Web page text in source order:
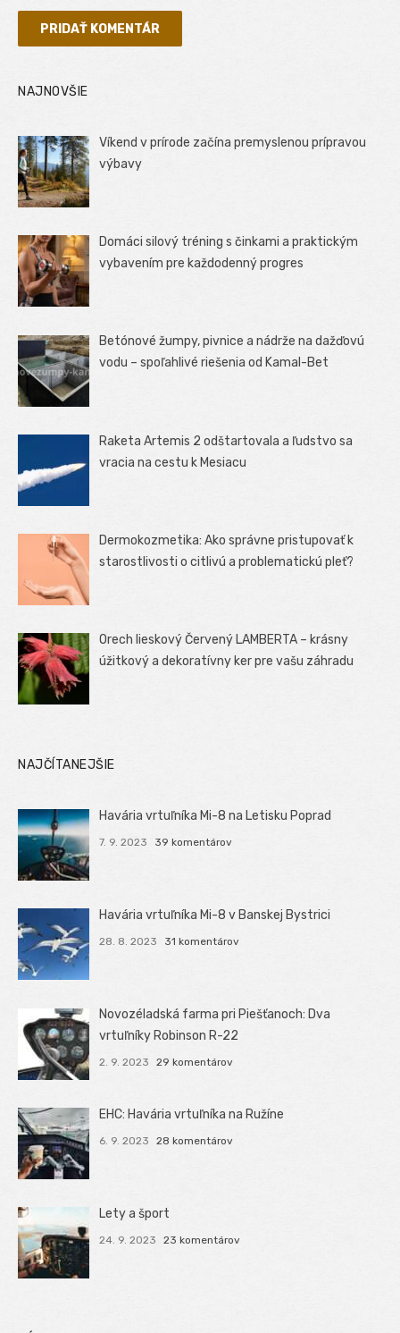
NAJNOVŠIE
Víkend v prírode začína premyslenou prípravou
výbavy
Domáci silový tréning s činkami a praktickým
vybavením pre každodenný progres
Betónové žumpy, pivnice a nádrže na dažďovú
vodu – spoľahlivé riešenia od Kamal-Bet
Raketa Artemis 2 odštartovala a ľudstvo sa
vracia na cestu k Mesiacu
Dermokozmetika: Ako správne pristupovať k
starostlivosti o citlivú a problematickú pleť?
Orech lieskový Červený LAMBERTA – krásny
úžitkový a dekoratívny ker pre vašu záhradu
NAJČÍTANEJŠIE
Havária vrtuľníka Mi-8 na Letisku Poprad
7. 9. 2023 39 komentárov
Havária vrtuľníka Mi-8 v Banskej Bystrici
28. 8. 2023 31 komentárov
Novozéladská farma pri Piešťanoch: Dva
vrtuľníky Robinson R-22
2. 9. 2023 29 komentárov
EHC: Havária vrtuľníka na Ružíne
6. 9. 2023 28 komentárov
Lety a šport
24. 9. 2023 23 komentárov